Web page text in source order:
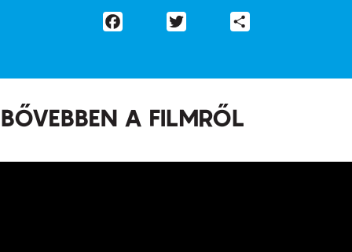
Facebook
BŐVEBBEN A FILMRŐL